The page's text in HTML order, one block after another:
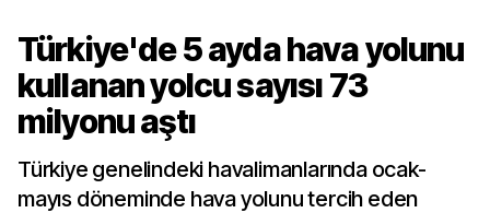
Türkiye'de 5 ayda hava yolunu
kullanan yolcu sayısı 73
milyonu aştı
Türkiye genelindeki havalimanlarında ocak-
mayıs döneminde hava yolunu tercih eden